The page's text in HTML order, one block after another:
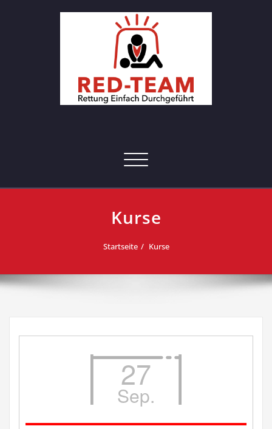
Hamburg
Toggle navigation
Kurse
Startseite Kurse
27
Sep.